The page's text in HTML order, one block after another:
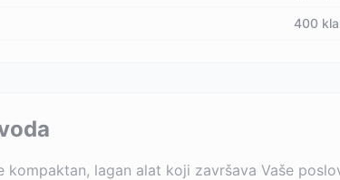
400
kompaktan, lagan alat koji završava Vaše